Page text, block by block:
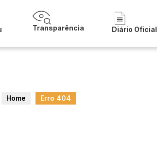
Transparência Diário Oficial
Home Erro 404